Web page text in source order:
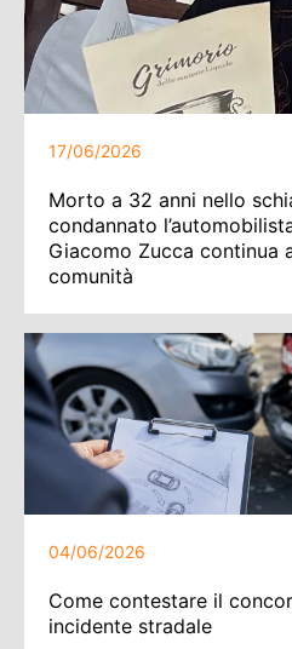
17/06/2026
Morto a 32 anni nello
condannato
Giacomo Zucca continua
comunità
04/06/2026
Come contestare il
incidente stradale